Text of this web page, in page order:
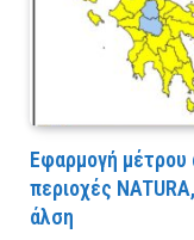
Εφαρμογή μέτρου
περιοχές
άλση